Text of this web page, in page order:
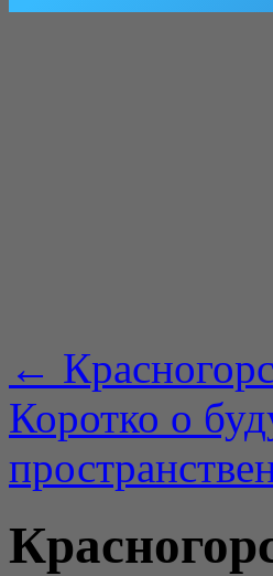
←
Коротко о